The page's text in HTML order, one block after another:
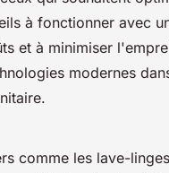
à fonctionner avec
et à minimiser
modernes
comme les lave-